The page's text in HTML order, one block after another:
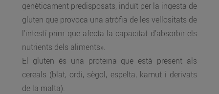
genèticament predisposats, induït per la ingesta de
gluten que provoca una atròfia de les vellositats de
l’intestí prim que afecta la capacitat d’absorbir els
nutrients dels aliments».
El gluten és una proteïna que està present als
cereals (blat, ordi, sègol, espelta, kamut i derivats
de la malta).